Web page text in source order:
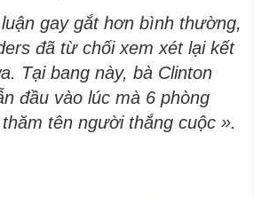
gay gắt hơn bình thường,
đã từ chối xem xét lại kết
Tại bang này, bà Clinton
đầu vào lúc mà 6 phòng
tên người thắng cuộc ».